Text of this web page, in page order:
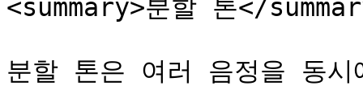
<summary>분할 톤</
분할 톤은 여러 음정을 동